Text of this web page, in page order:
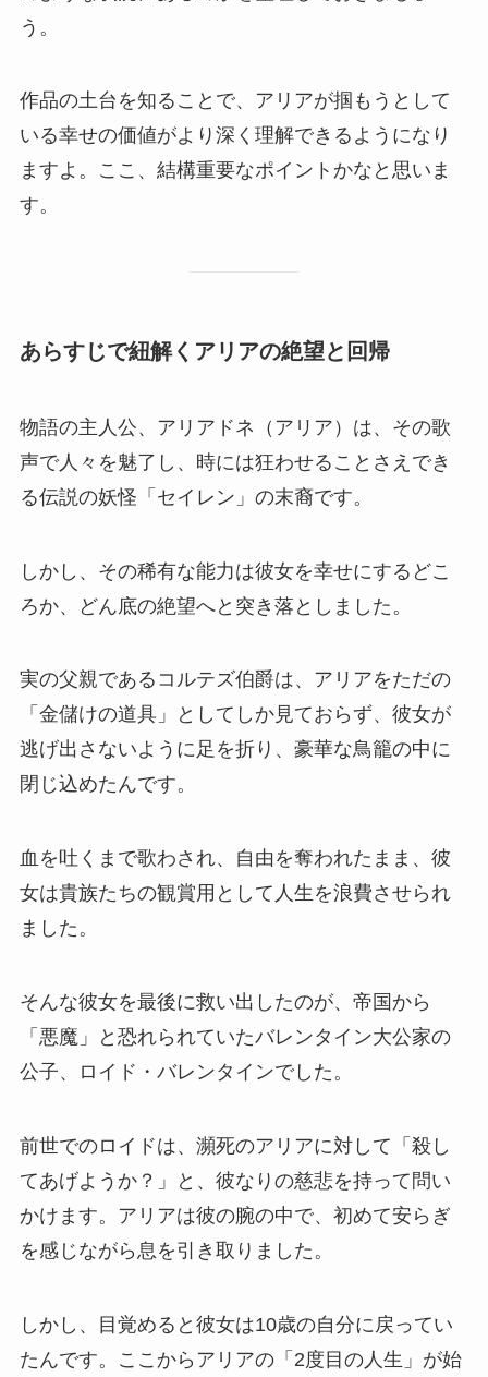
う。
作品の土台を知ることで、アリアが掴もうとして
いる幸せの価値がより深く理解できるようになり
ますよ。ここ、結構重要なポイントかなと思いま
す。
あらすじで紐解くアリアの絶望と回帰
物語の主人公、アリアドネ（アリア）は、その歌
声で人々を魅了し、時には狂わせることさえでき
る伝説の妖怪「セイレン」の末裔です。
しかし、その稀有な能力は彼女を幸せにするどこ
ろか、どん底の絶望へと突き落としました。
実の父親であるコルテズ伯爵は、アリアをただの
「金儲けの道具」としてしか見ておらず、彼女が
逃げ出さないように足を折り、豪華な鳥籠の中に
閉じ込めたんです。
血を吐くまで歌わされ、自由を奪われたまま、彼
女は貴族たちの観賞用として人生を浪費させられ
ました。
そんな彼女を最後に救い出したのが、帝国から
「悪魔」と恐れられていたバレンタイン大公家の
公子、ロイド・バレンタインでした。
前世でのロイドは、瀕死のアリアに対して「殺し
てあげようか？」と、彼なりの慈悲を持って問い
かけます。アリアは彼の腕の中で、初めて安らぎ
を感じながら息を引き取りました。
しかし、目覚めると彼女は10歳の自分に戻ってい
たんです。ここからアリアの「2度目の人生」が始